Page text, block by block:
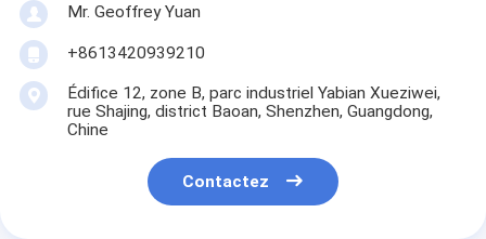
Mr. Geoffrey Yuan
+8613420939210
Édifice 12, zone B, parc industriel Yabian Xueziwei,
rue Shajing, district Baoan, Shenzhen, Guangdong,
Chine
Contactez